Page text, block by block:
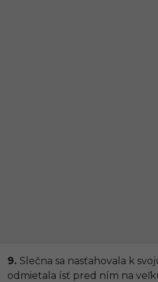
9. Slečna sa nasťahovala k
odmietala ísť pred ním na